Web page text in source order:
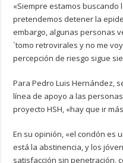
«Siempre estamos
pretendemos detener la
embargo, algunas personas
`tomo retrovirales y no me
percepción de riesgo sigue
Para Pedro Luis Hernández,
línea de apoyo a las
proyecto HSH, «hay que ir
En su opinión, «el condón es
está la abstinencia, y los
satisfacción sin penetración,